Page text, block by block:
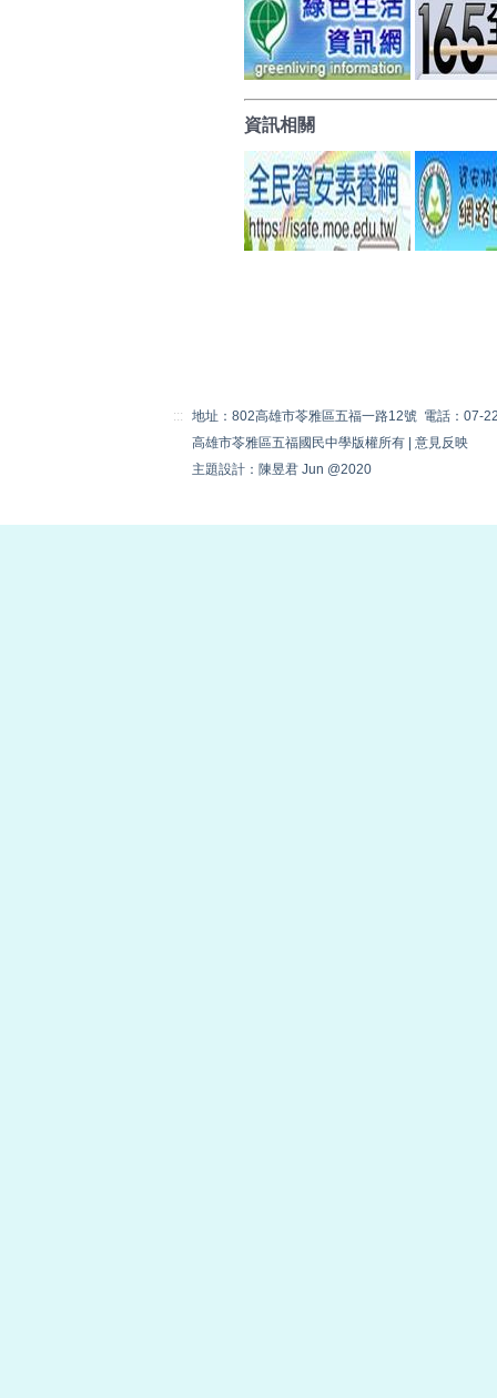
資訊相關
:::
地址：802高雄市苓雅區五福一路12號 電話：07-
高雄市苓雅區五福國民中學版權所有 | 意見反映
主題設計：陳昱君 Jun @2020